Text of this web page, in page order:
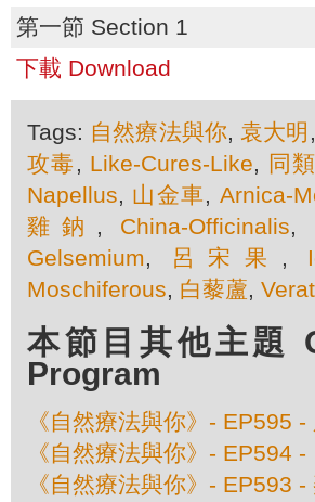
第一節 Section 1
下載 Download
Tags: 自然療法與你,袁大明 ,
攻毒, Like-Cures-Like, 同
Napellus, 山金車, Arnica-
雞鈉
, China-Officinalis,
Gelsemium, 呂宋果 ,
Moschiferous, 白藜蘆,
本節目其他主題
Program
《自然療法與你》- EP595
《自然療法與你》- EP594
《自然療法與你》- EP593